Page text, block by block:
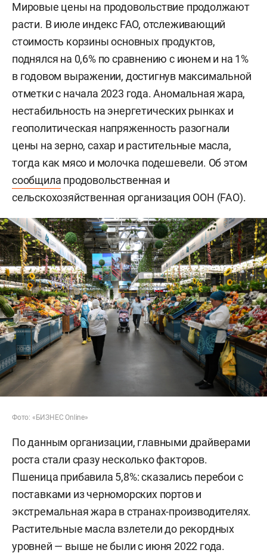
Мировые цены на продовольствие продолжают
расти. В июле индекс FAO, отслеживающий
стоимость корзины основных продуктов,
поднялся на 0,6% по сравнению с июнем и на 1%
в годовом выражении, достигнув максимальной
отметки с начала 2023 года. Аномальная жара,
нестабильность на энергетических рынках и
геополитическая напряженность разогнали
цены на зерно, сахар и растительные масла,
тогда как мясо и молочка подешевели. Об этом
сообщила продовольственная и
сельскохозяйственная организация ООН (FAO).
Фото: «БИЗНЕС Online»
По данным организации, главными драйверами
роста стали сразу несколько факторов.
Пшеница прибавила 5,8%: сказались перебои с
поставками из черноморских портов и
экстремальная жара в странах-производителях.
Растительные масла взлетели до рекордных
уровней — выше не были с июня 2022 года.